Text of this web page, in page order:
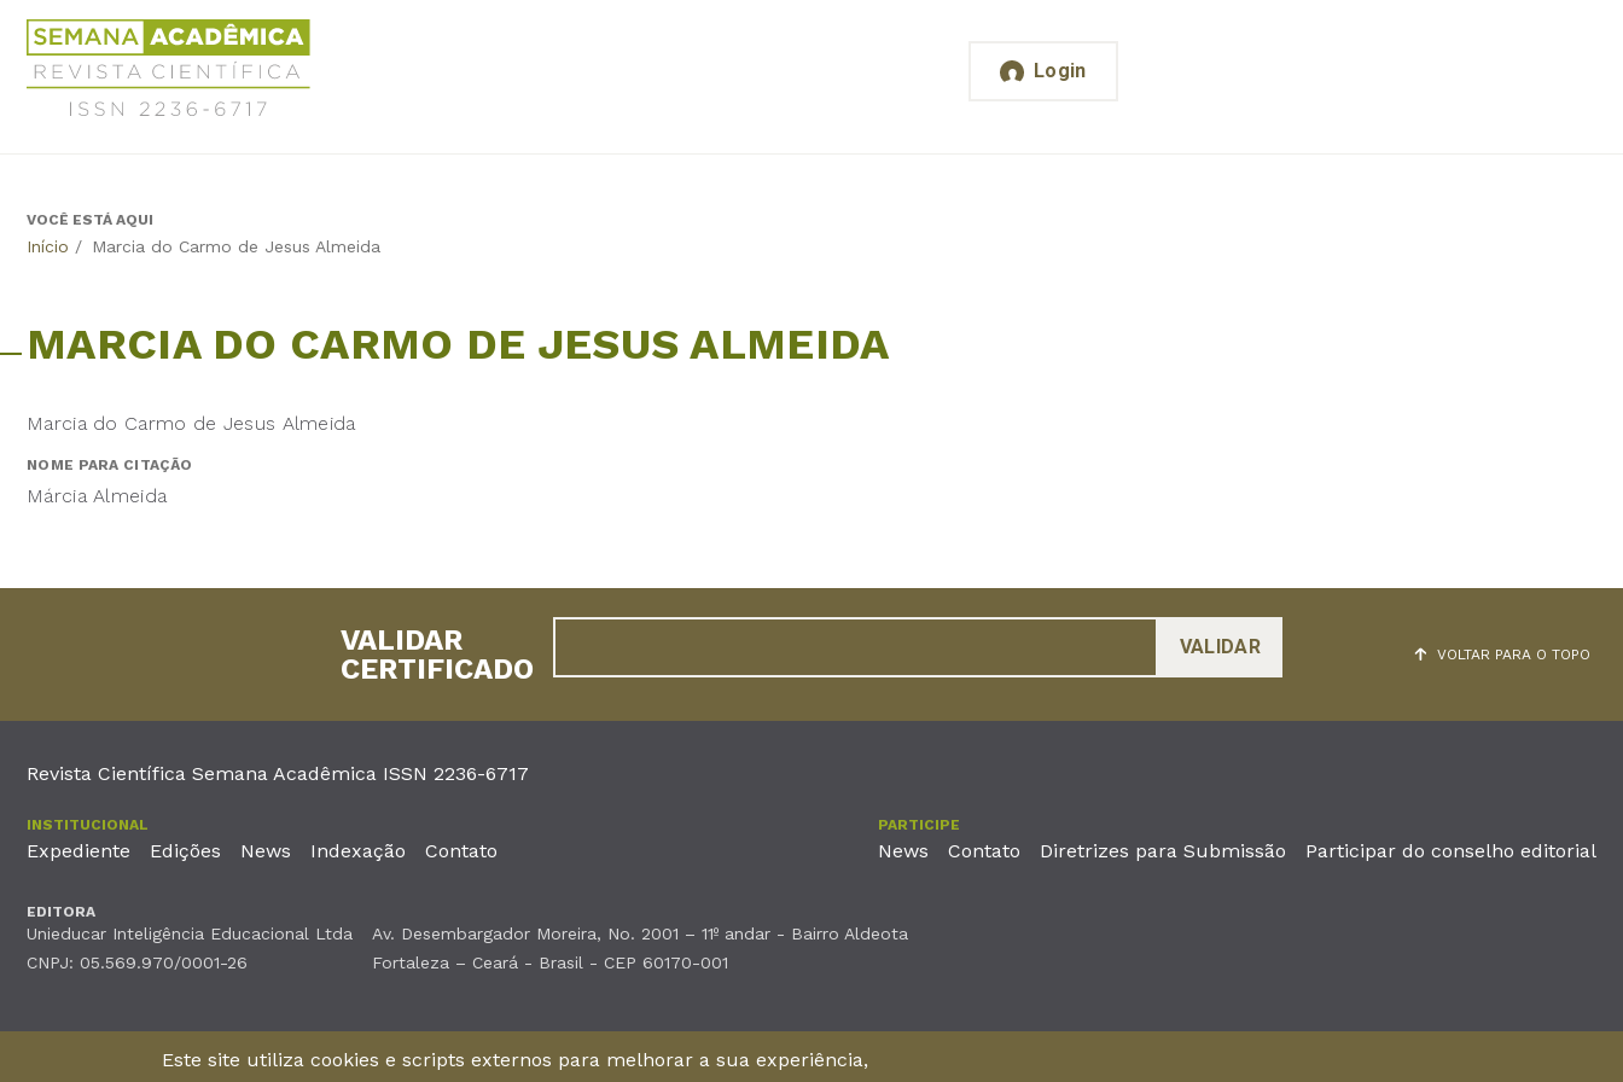
Jump
navigation
Revista
Científica
Semana
Acadêmica
6717
Login
BackVOCÊ ESTÁ AQUI
Início / Marcia do Carmo de Jesus Almeida
MARCIA DO CARMO DE JESUS ALMEIDA
Marcia do Carmo de Jesus Almeida
NOME PARA CITAÇÃO
Márcia Almeida
VOLTAR PARA O TOPO
VALIDAR
CERTIFICADO
Revista Científica Semana Acadêmica ISSN 2236-6717
INSTITUCIONAL
Expediente Edições News Indexação Contato
PARTICIPE
News Contato Diretrizes para Submissão Participar do conselho editorial
EDITORA
Unieducar Inteligência Educacional Ltda
CNPJ: 05.569.970/0001-26
Av. Desembargador Moreira, No. 2001 – 11º andar - Bairro Aldeota
Fortaleza – Ceará - Brasil - CEP 60170-001
©2026Todos os direitos reservados
Este site utiliza cookies e scripts externos para melhorar a sua experiência,